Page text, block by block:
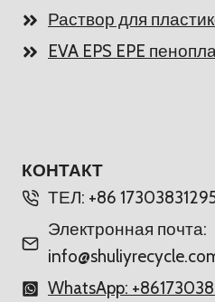
Раствор для
EVA EPS EPE
КОНТАКТ
ТЕЛ: +86
Электронная почта:
WhatsApp: